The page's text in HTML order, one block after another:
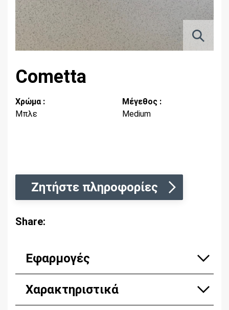
Cometta
Χρώμα :
Μπλε
Μέγεθος :
Medium
Ζητήστε πληροφορίες
Share:
Εφαρμογές
Χαρακτηριστικά